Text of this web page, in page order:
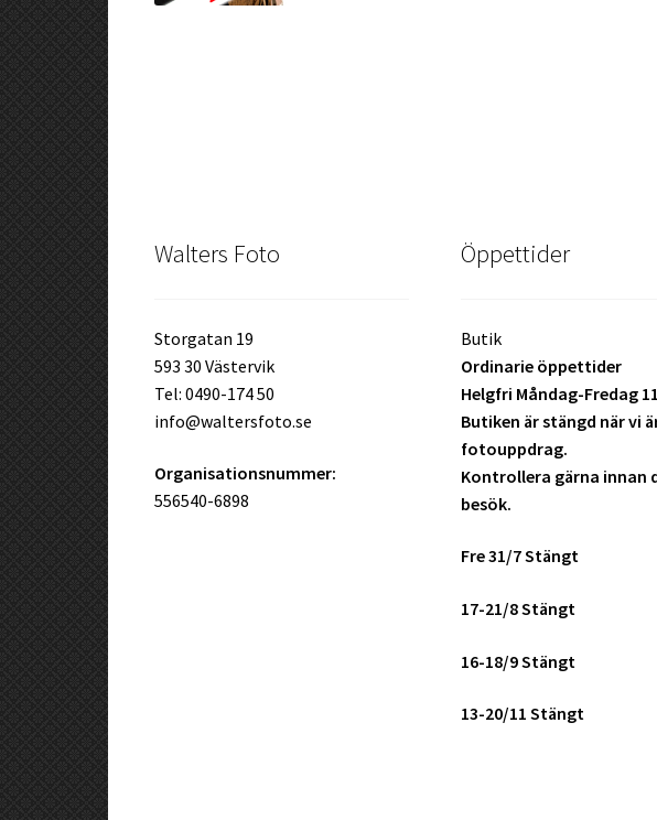
Walters Foto
Storgatan 19
593 30 Västervik
Tel: 0490-174 50
info@waltersfoto.se
Organisationsnummer:
556540-6898
Öppettider
Butik
Ordinarie öppettider
Helgfri Måndag-Fredag
Butiken är stängd när vi
fotouppdrag.
Kontrollera gärna innan
besök.
Fre 31/7 Stängt
17-21/8 Stängt
16-18/9 Stängt
13-20/11 Stängt